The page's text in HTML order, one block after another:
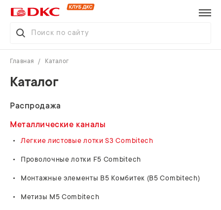
Главная Каталог
Каталог
Распродажа
Металлические каналы
Легкие листовые лотки S3 Combitech
Проволочные лотки F5 Combitech
Монтажные элементы В5 Комбитек (B5 Combitech)
Метизы M5 Combitech